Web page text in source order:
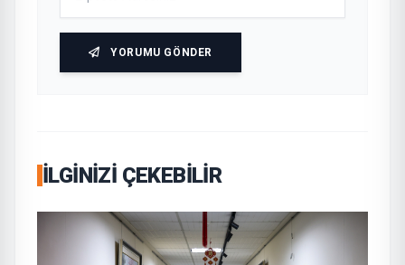
YORUMU GÖNDER
İLGINIZI ÇEKEBILIR